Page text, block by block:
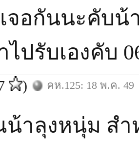
จอกันนะคับ
ปรับเองคับ
) คห.125: 18 พ.ค. 49
าลุงหนุ่ม สำ